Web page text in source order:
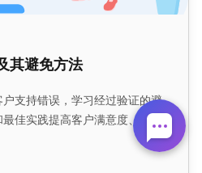
其避免方法
支持错误，学习经过验证的避
佳实践提高客户满意度、留存